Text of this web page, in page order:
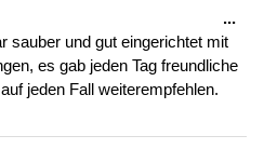
sauber und gut eingerichtet mit
es gab jeden Tag freundliche
jeden Fall weiterempfehlen.
...